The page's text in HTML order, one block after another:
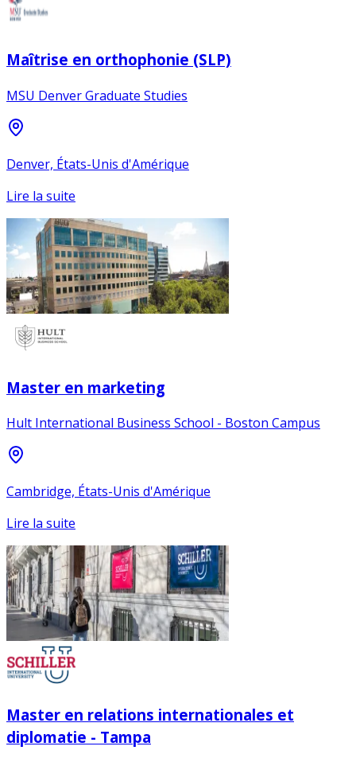
Maîtrise en orthophonie (SLP)
MSU Denver Graduate Studies
Denver, États-Unis d'Amérique
Lire la suite
Master en marketing
Hult International Business School - Boston Campus
Cambridge, États-Unis d'Amérique
Lire la suite
Master en relations internationales et
diplomatie - Tampa